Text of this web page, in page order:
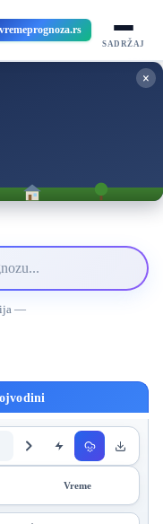
SADRŽAJ
×
—
Vreme